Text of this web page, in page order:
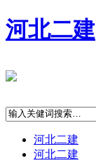
河北二建
河北二建
河北二建